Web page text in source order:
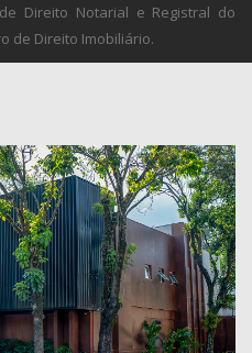
Direito Notarial e Registral do
de Direito Imobiliário.